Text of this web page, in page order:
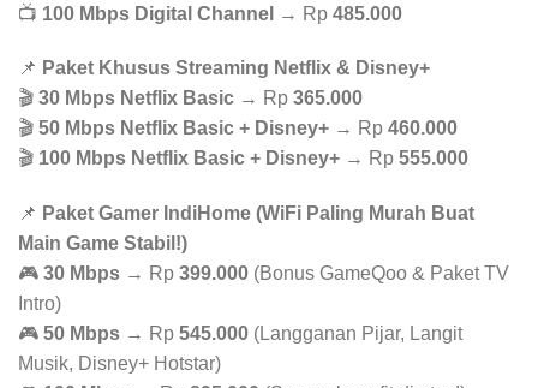
📺 100 Mbps Digital Channel → Rp 485.000
📌 Paket Khusus Streaming Netflix & Disney+
🎬 30 Mbps Netflix Basic → Rp 365.000
🎬 50 Mbps Netflix Basic + Disney+ → Rp 460.000
🎬 100 Mbps Netflix Basic + Disney+ → Rp 555.000
📌 Paket Gamer IndiHome (WiFi Paling Murah Buat
Main Game Stabil!)
🎮 30 Mbps → Rp 399.000 (Bonus GameQoo & Paket TV
Intro)
🎮 50 Mbps → Rp 545.000 (Langganan Pijar, Langit
Musik, Disney+ Hotstar)